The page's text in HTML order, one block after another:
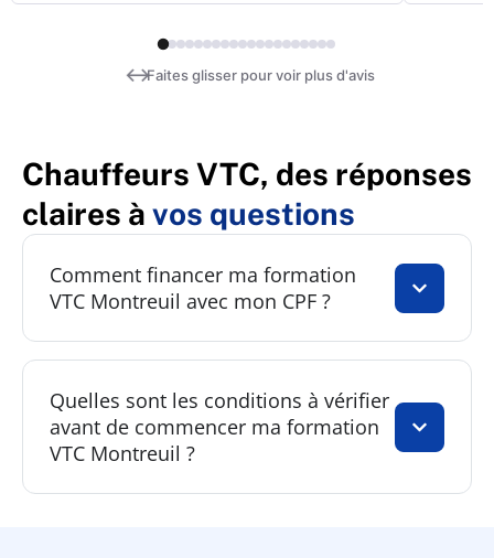
↔Faites glisser pour voir plus d'avis
Chauffeurs VTC, des réponses
claires à vos questions
Comment financer ma formation
VTC Montreuil avec mon CPF ?
Quelles sont les conditions à vérifier
avant de commencer ma formation
VTC Montreuil ?